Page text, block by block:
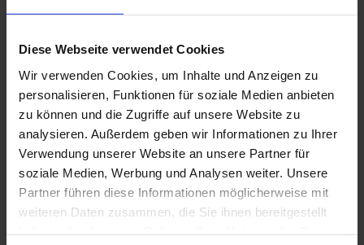
Diese Webseite verwendet Cookies
Wir verwenden Cookies, um Inhalte und Anzeigen zu
personalisieren, Funktionen für soziale Medien anbieten
zu können und die Zugriffe auf unsere Website zu
analysieren. Außerdem geben wir Informationen zu Ihrer
Verwendung unserer Website an unsere Partner für
soziale Medien, Werbung und Analysen weiter. Unsere
Partner führen diese Informationen möglicherweise mit
weiteren Daten zusammen, die Sie ihnen bereitgestellt
Entdecken Sie die neue
Generation der PEL 110
Leistungs- und
Energiedatenlogger!
Entdecken Sie die
Generation von Leistungs- und
Energiedatenloggern!
Diese innovativen Leistungs- und
Energierekorder mit Messwerterfassung alle
200 ms und WIFI Access-Point sind konzipiert,
um Energieeffizienz zu steigern, Kosten zu